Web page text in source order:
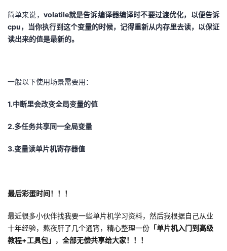
简单来说， volatile就是告诉编译器编译时不要过渡优化，以便告诉
cpu，当你执行到这个变量的时候，记得重新从内存里去读，以保证
读出来的值是最新的。
一般以下使用场景需要用：
1.中断里会改变全局变量的值
2.多任务共享同一全局变量
3.变量读单片机寄存器值
最后彩蛋时间！！！
最近很多小伙伴找我要一些单片机学习资料，然后我根据自己从业
十年经验，熬夜肝了几个通宵，精心整理一份 「单片机入门到高级
教程+工具包」 ， 全部无偿共享给大家！！！